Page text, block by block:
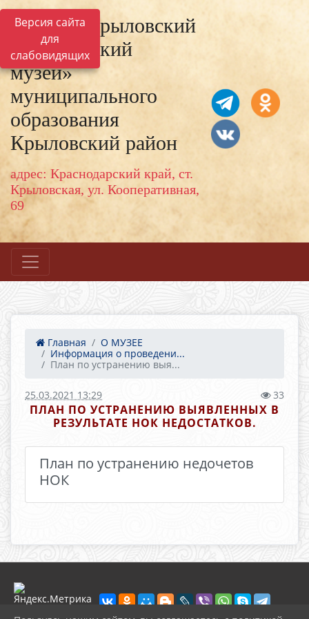
Версия сайта
для
слабовидящих
МКУК «Крыловский
исторический
музей»
муниципального
образования
Крыловский район
адрес: Краснодарский край, ст.
Крыловская, ул. Кооперативная,
69
Главная
О МУЗЕЕ
Информация о проведени...
План по устранению выя...
25.03.2021 13:29 33
ПЛАН ПО УСТРАНЕНИЮ ВЫЯВЛЕННЫХ В
РЕЗУЛЬТАТЕ НОК НЕДОСТАТКОВ.
План по устранению недочетов
НОК